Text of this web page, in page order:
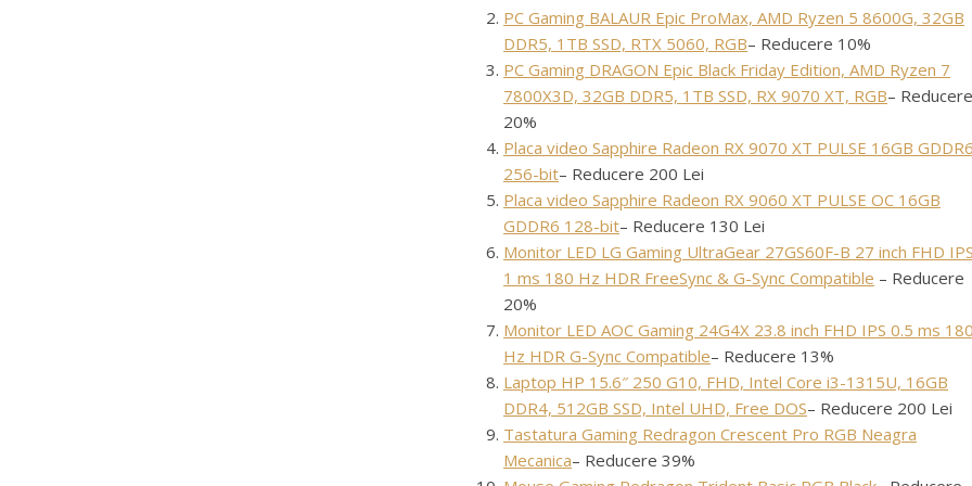
PC Gaming BALAUR Epic ProMax, AMD Ryzen 5 8600G, 32GB
DDR5, 1TB SSD, RTX 5060, RGB– Reducere 10%
PC Gaming DRAGON Epic Black Friday Edition, AMD Ryzen 7
7800X3D, 32GB DDR5, 1TB SSD, RX 9070 XT, RGB– Reducere
20%
Placa video Sapphire Radeon RX 9070 XT PULSE 16GB GDDR6
256-bit– Reducere 200 Lei
Placa video Sapphire Radeon RX 9060 XT PULSE OC 16GB
GDDR6 128-bit– Reducere 130 Lei
Monitor LED LG Gaming UltraGear 27GS60F-B 27 inch FHD IPS
1 ms 180 Hz HDR FreeSync & G-Sync Compatible – Reducere
20%
Monitor LED AOC Gaming 24G4X 23.8 inch FHD IPS 0.5 ms 180
Hz HDR G-Sync Compatible– Reducere 13%
Laptop HP 15.6″ 250 G10, FHD, Intel Core i3-1315U, 16GB
DDR4, 512GB SSD, Intel UHD, Free DOS– Reducere 200 Lei
Tastatura Gaming Redragon Crescent Pro RGB Neagra
Mecanica– Reducere 39%